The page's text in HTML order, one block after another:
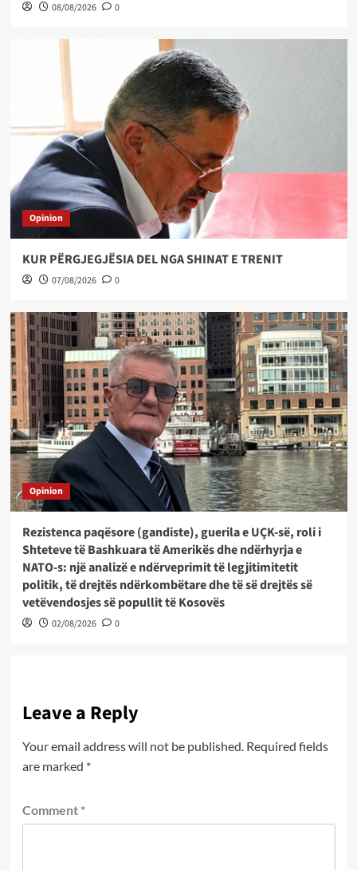
08/08/2026 0
Opinion
KUR PËRGJEGJËSIA DEL NGA SHINAT E TRENIT
07/08/2026 0
Opinion
Rezistenca paqësore (gandiste), guerila e UÇK-së, roli i
Shteteve të Bashkuara të Amerikës dhe ndërhyrja e
NATO-s: një analizë e ndërveprimit të legjitimitetit
politik, të drejtës ndërkombëtare dhe të së drejtës së
vetëvendosjes së popullit të Kosovës
02/08/2026 0
Leave a Reply
Your email address will not be published. Required fields
are marked *
Comment *